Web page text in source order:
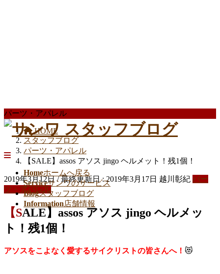
Homeホームへ戻る
Serviceサンワのサービス
Blogスタッフブログ
Information店舗情報
パーツ・アパレル
HOME
スタッフブログ
パーツ・アパレル
【SALE】assos アソス jingo ヘルメット！残1個！
2019年3月12日 / 最終更新日 :2019年3月17日 越川彰紀 パー
ツ・アパレル
【SALE】assos アソス jingo ヘルメッ
ト！残1個！
アソスをこよなく愛するサイクリストの皆さんへ！ 😻